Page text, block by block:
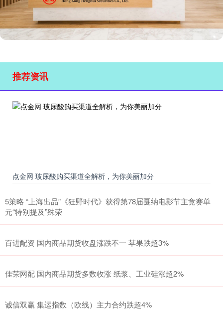
推荐资讯
点金网 玻尿酸购买渠道全解析，为你美丽加分
5策略 “上海出品”《狂野时代》获得第78届戛纳电影节主竞赛单
元“特别提及”殊荣
百进配资 国内商品期货收盘涨跌不一 苹果跌超3%
佳荣网配 国内商品期货多数收涨 纸浆、工业硅涨超2%
诚信双赢 集运指数（欧线）主力合约跌超4%